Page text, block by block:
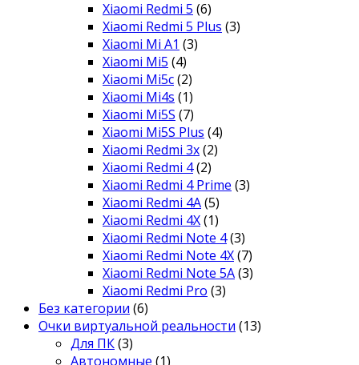
Xiaomi Redmi 5 (6)
Xiaomi Redmi 5 Plus (3)
Xiaomi Mi A1 (3)
Xiaomi Mi5 (4)
Xiaomi Mi5c(2)
Xiaomi Mi4s (1)
Xiaomi Mi5S (7)
Xiaomi Mi5S Plus (4)
Xiaomi Redmi 3x(2)
Xiaomi Redmi 4(2)
Xiaomi Redmi 4 Prime (3)
Xiaomi Redmi 4A(5)
Xiaomi Redmi 4X(1)
Xiaomi Redmi Note 4(3)
Xiaomi Redmi Note 4X(7)
Xiaomi Redmi Note 5A(3)
Xiaomi Redmi Pro (3)
Без категории (6)
Очки виртуальной реальности (13)
Для ПК(3)
Автономные (1)